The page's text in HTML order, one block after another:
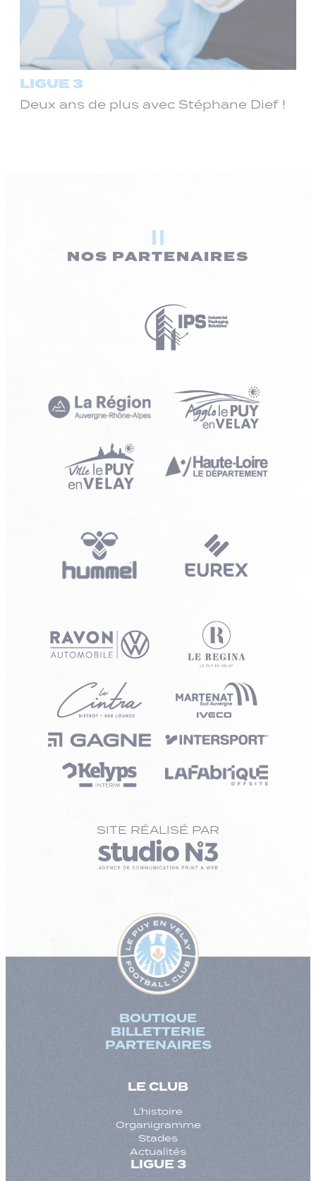
LIGUE 3
Deux ans de plus avec Stéphane Dief !
NOS PARTENAIRES
SITE RÉALISÉ PAR
BOUTIQUE
BILLETTERIE
PARTENAIRES
LE CLUB
L’histoire
Organigramme
Stades
Actualités
LIGUE 3